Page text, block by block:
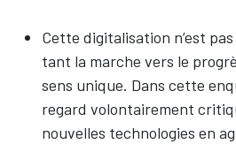
Cette digitalisation n’est
tant la marche vers le
sens unique. Dans cette
regard volontairement
nouvelles technologies en